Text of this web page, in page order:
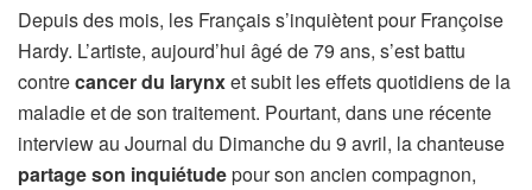
Depuis des mois, les Français s’inquiètent pour Françoise
Hardy. L’artiste, aujourd’hui âgé de 79 ans, s’est battu
contrecancer du larynxet subit les effets quotidiens de la
maladie et de son traitement. Pourtant, dans une récente
interview au Journal du Dimanche du 9 avril, la chanteuse
partage son inquiétudepour son ancien compagnon,